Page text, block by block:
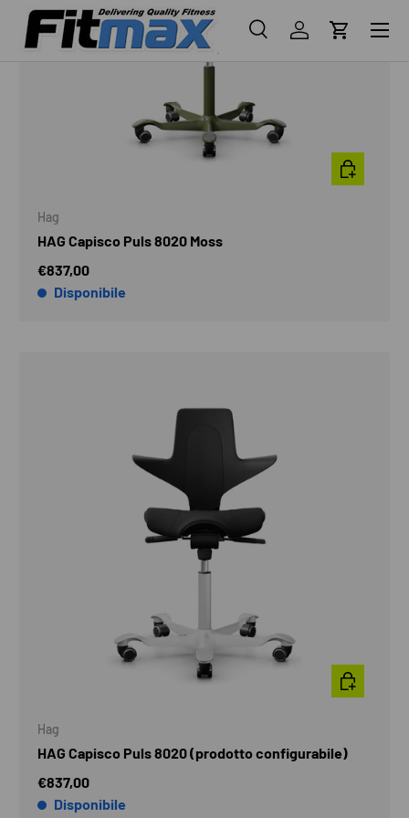
CercaAccediCarrello
Menu
Hag
HAG Capisco Puls 8020 Moss
€837,00
Disponibile
AGGIUNGI
Hag
HAG Capisco Puls 8020 (prodotto configurabile)
€837,00
Disponibile
SCEGLI